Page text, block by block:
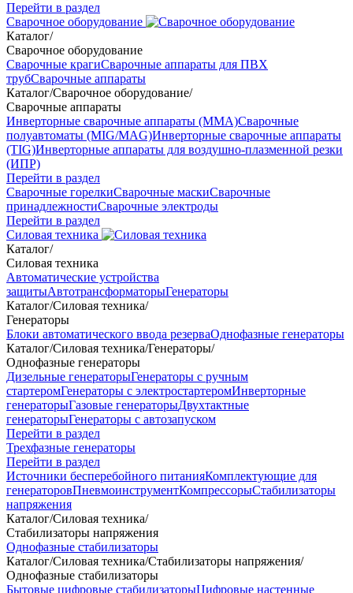
Перейти в раздел
Сварочное оборудование
Каталог/
Сварочное оборудование
Сварочные крагиСварочные аппараты для ПВХ
трубСварочные аппараты
Каталог/Сварочное оборудование/
Сварочные аппараты
Инверторные сварочные аппараты (ММА)Сварочные
полуавтоматы (MIG/MAG)Инверторные сварочные аппараты
(TIG)Инверторные аппараты для воздушно-плазменной резки
(ИПР)
Перейти в раздел
Сварочные горелкиСварочные маскиСварочные
принадлежностиСварочные электроды
Перейти в раздел
Силовая техника
Каталог/
Силовая техника
Автоматические устройства
защитыАвтотрансформаторыГенераторы
Каталог/Силовая техника/
Генераторы
Блоки автоматического ввода резерваОднофазные генераторы
Каталог/Силовая техника/Генераторы/
Однофазные генераторы
Дизельные генераторыГенераторы с ручным
стартеромГенераторы с электростартеромИнверторные
генераторыГазовые генераторыДвухтактные
генераторыГенераторы с автозапуском
Перейти в раздел
Трехфазные генераторы
Перейти в раздел
Источники бесперебойного питанияКомплектующие для
генераторовПневмоинструментКомпрессорыСтабилизаторы
напряжения
Каталог/Силовая техника/
Стабилизаторы напряжения
Однофазные стабилизаторы
Каталог/Силовая техника/Стабилизаторы напряжения/
Однофазные стабилизаторы
Бытовые цифровые стабилизаторыЦифровые настенные